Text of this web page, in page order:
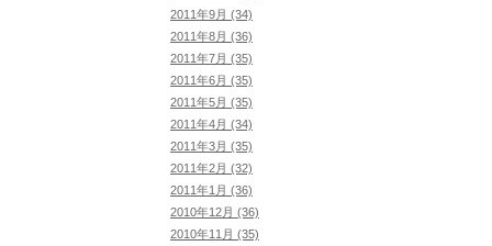
2011年9月 (34)
2011年8月 (36)
2011年7月 (35)
2011年6月 (35)
2011年5月 (35)
2011年4月 (34)
2011年3月 (35)
2011年2月 (32)
2011年1月 (36)
2010年12月 (36)
2010年11月 (35)